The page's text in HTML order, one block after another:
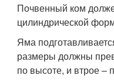
Почвенный ком
цилиндрической
Яма
размеры должны
по высоте, и втрое –